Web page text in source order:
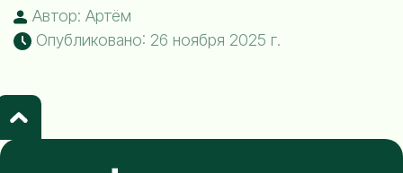
Автор: Артём
Опубликовано: 26 ноября 2025 г.